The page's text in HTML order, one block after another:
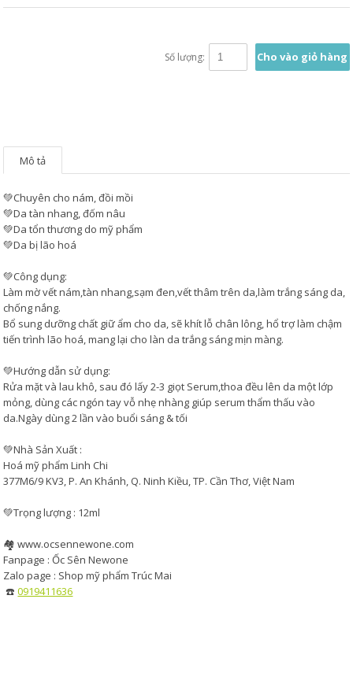
Cho vào giỏ hàng
Số lượng:
Mô tả
💚Chuyên cho nám, đồi mồi
💚Da tàn nhang, đốm nâu
💚Da tổn thương do mỹ phẩm
💚Da bị lão hoá
💚Công dụng:
Làm mờ vết nám,tàn nhang,sạm đen,vết thâm trên da,làm trắng sáng da,
chống nắng.
Bổ sung dưỡng chất giữ ẩm cho da, sẽ khít lỗ chân lông, hổ trợ làm chậm
tiến trình lão hoá, mang lại cho làn da trắng sáng mịn màng.
💚Hướng dẫn sử dụng:
Rửa mặt và lau khô, sau đó lấy 2-3 giọt Serum,thoa đều lên da một lớp
mỏng, dùng các ngón tay vỗ nhẹ nhàng giúp serum thẩm thấu vào
da.Ngày dùng 2 lần vào buổi sáng & tối
💚Nhà Sản Xuất :
Hoá mỹ phẩm Linh Chi
377M6/9 KV3, P. An Khánh, Q. Ninh Kiều, TP. Cần Thơ, Việt Nam
💚Trọng lượng : 12ml
🏘 www.ocsennewone.com
Fanpage : Ốc Sên Newone
Zalo page : Shop mỹ phẩm Trúc Mai
☎️0919411636